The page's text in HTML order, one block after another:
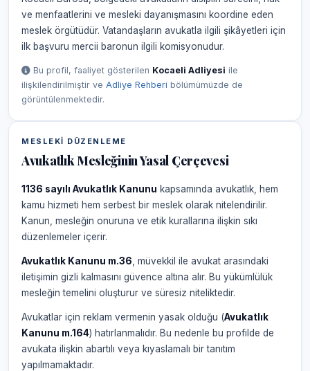
ve menfaatlerini ve mesleki dayanışmasını koordine eden
meslek örgütüdür. Vatandaşların avukatla ilgili şikâyetleri için
ilk başvuru mercii baronun ilgili komisyonudur.
Bu profil, faaliyet gösterilen Kocaeli Adliyesi ile
ilişkilendirilmiştir ve Adliye Rehberi bölümümüzde de
görüntülenmektedir.
MESLEKI DÜZENLEME
Avukatlık Mesleğinin Yasal Çerçevesi
1136 sayılı Avukatlık Kanunu kapsamında avukatlık, hem
kamu hizmeti hem serbest bir meslek olarak nitelendirilir.
Kanun, mesleğin onuruna ve etik kurallarına ilişkin sıkı
düzenlemeler içerir.
Avukatlık Kanunu m.36 , müvekkil ile avukat arasındaki
iletişimin gizli kalmasını güvence altına alır. Bu yükümlülük
mesleğin temelini oluşturur ve süresiz niteliktedir.
Avukatlar için reklam vermenin yasak olduğu (Avukatlık
Kanunu m.164) hatırlanmalıdır. Bu nedenle bu profilde de
avukata ilişkin abartılı veya kıyaslamalı bir tanıtım
yapılmamaktadır.